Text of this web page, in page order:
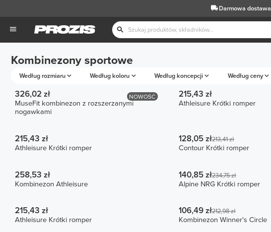
Darmowa dostawa
Kombinezony sportowe
Według rozmiaru Według koloru Według koncepcji Według ceny
NOWOŚĆ
326,02 zł
MuseFit kombinezon z rozszerzanymi
nogawkami
215,43 zł
Athleisure Krótki romper
215,43 zł
Athleisure Krótki romper
128,05 zł213,41 zł
Contour Krótki romper
258,53 zł
Kombinezon Athleisure
140,85 zł234,75 zł
Alpine NRG Krótki romper
215,43 zł
Athleisure Krótki romper
106,49 zł212,98 zł
Kombinezon Winner's Circle